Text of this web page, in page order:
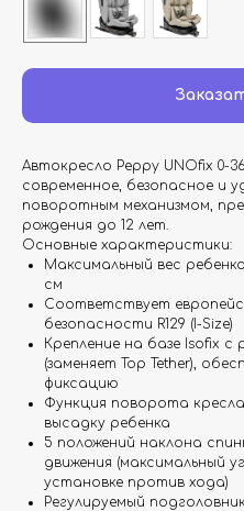
Автокресло Peppy UNOfix 0-
современное, безопасное и
поворотным механизмом,
рождения до 12 лет.
Основные характеристики:
Максимальный вес
см
Соответствует
безопасности R129 (I-Size)
Крепление на базе Isofix
(заменяет Top Tether),
фиксацию
Функция поворота
высадку ребенка
5 положений наклона
движения (максимальный
установке против хода)
Регулируемый